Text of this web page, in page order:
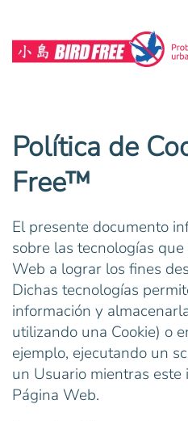
Skip to main content
Política de
Free™
El presente documento
sobre las tecnologías
Web a lograr los fines
Dichas tecnologías
información y
utilizando una Cookie) o
ejemplo, ejecutando un
un Usuario mientras este
Página Web.